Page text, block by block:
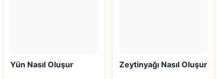
Yün Nasıl Oluşur Zeytinyağı Nasıl Oluşur